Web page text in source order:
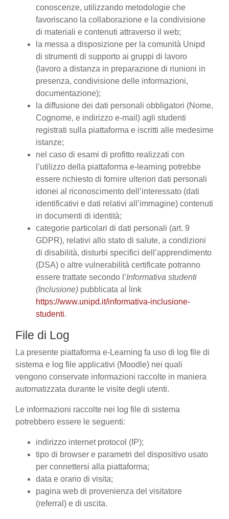
conoscenze, utilizzando metodologie che
favoriscano la collaborazione e la condivisione
di materiali e contenuti attraverso il web;
la messa a disposizione per la comunità Unipd
di strumenti di supporto ai gruppi di lavoro
(lavoro a distanza in preparazione di riunioni in
presenza, condivisione delle informazioni,
documentazione);
la diffusione dei dati personali obbligatori (Nome,
Cognome, e indirizzo e-mail) agli studenti
registrati sulla piattaforma e iscritti alle medesime
istanze;
nel caso di esami di profitto realizzati con
l’utilizzo della piattaforma e-learning potrebbe
essere richiesto di fornire ulteriori dati personali
idonei al riconoscimento dell’interessato (dati
identificativi e dati relativi all’immagine) contenuti
in documenti di identità;
categorie particolari di dati personali (art. 9
GDPR), relativi allo stato di salute, a condizioni
di disabilità, disturbi specifici dell’apprendimento
(DSA) o altre vulnerabilità certificate potranno
essere trattate secondo l’Informativa studenti
(Inclusione) pubblicata al link
https://www.unipd.it/informativa-inclusione-
studenti.
File di Log
La presente piattaforma e-Learning fa uso di log file di
sistema e log file applicativi (Moodle) nei quali
vengono conservate informazioni raccolte in maniera
automatizzata durante le visite degli utenti.
Le informazioni raccolte nei log file di sistema
potrebbero essere le seguenti:
indirizzo internet protocol (IP);
tipo di browser e parametri del dispositivo usato
per connettersi alla piattaforma;
data e orario di visita;
pagina web di provenienza del visitatore
(referral) e di uscita.